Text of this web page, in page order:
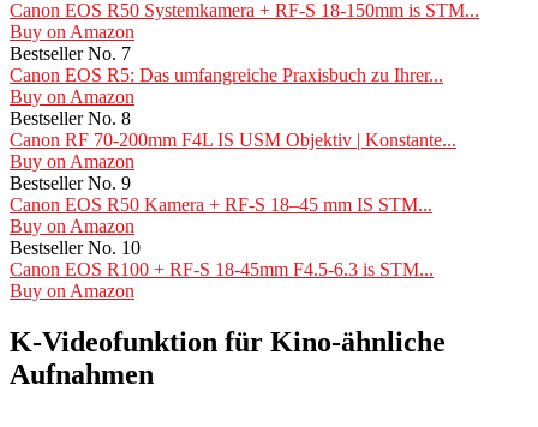
Canon EOS R50 Systemkamera + RF-S 18-150mm is STM...
Buy on Amazon
Bestseller No. 7
Canon EOS R5: Das umfangreiche Praxisbuch zu Ihrer...
Buy on Amazon
Bestseller No. 8
Canon RF 70-200mm F4L IS USM Objektiv | Konstante...
Buy on Amazon
Bestseller No. 9
Canon EOS R50 Kamera + RF-S 18–45 mm IS STM...
Buy on Amazon
Bestseller No. 10
Canon EOS R100 + RF-S 18-45mm F4.5-6.3 is STM...
Buy on Amazon
K-Videofunktion für Kino-ähnliche
Aufnahmen